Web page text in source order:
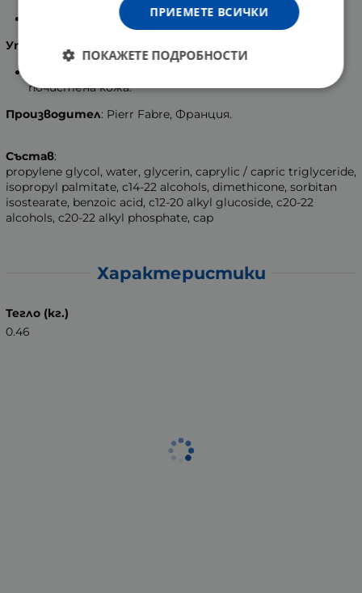
Успокоява и омекотява кожата.
Употреба
почистена кожа.
Производител: Pierr Fabre, Франция.
Състав:
propylene glycol, water, glycerin, caprylic / capric triglyceride,
isopropyl palmitate, c14-22 alcohols, dimethicone, sorbitan
isostearate, benzoic acid, c12-20 alkyl glucoside, c20-22
alcohols, c20-22 alkyl phosphate, cap
Характеристики
Тегло (кг.)
0.46
ПРИЕМЕТЕ ВСИЧКИ
ПОКАЖЕТЕ ПОДРОБНОСТИ